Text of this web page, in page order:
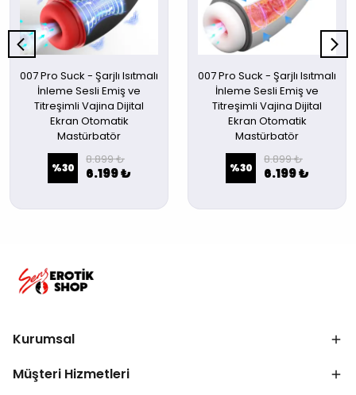
007 Pro Suck - Şarjlı Isıtmalı
İnleme Sesli Emiş ve
Titreşimli Vajina Dijital
Ekran Otomatik
Mastürbatör
%30
8.899 ₺
6.199 ₺
007 Pro Suck - Şarjlı Isıtmalı
İnleme Sesli Emiş ve
Titreşimli Vajina Dijital
Ekran Otomatik
Mastürbatör
%30
8.899 ₺
6.199 ₺
Kurumsal
Müşteri Hizmetleri